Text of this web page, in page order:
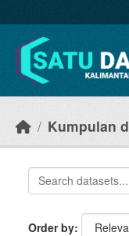
Kumpulan
Order by